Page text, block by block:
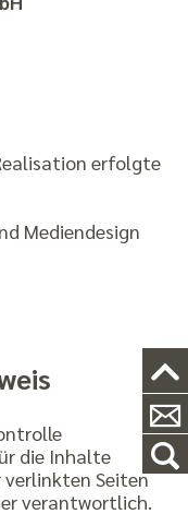
erfolgte
Mediendesign
die Inhalte
verlinkten Seiten
verantwortlich.